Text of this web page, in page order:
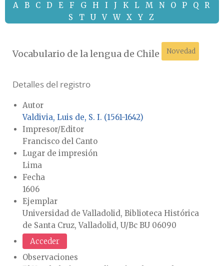
A B C D E F G H I J K L M N O P Q
R
S
T U V W X Y Z
Vocabulario de la lengua de Chile Novedad
Detalles del registro
Autor
Valdivia, Luis de, S. I. (1561-1642)
Impresor/Editor
Francisco del Canto
Lugar de impresión
Lima
Fecha
1606
Ejemplar
Universidad de Valladolid, Biblioteca Histórica
de Santa Cruz, Valladolid, U/Bc BU 06090
Acceder
Observaciones